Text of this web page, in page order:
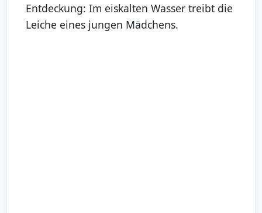
Entdeckung: Im eiskalten Wasser treibt die
Leiche eines jungen Mädchens.